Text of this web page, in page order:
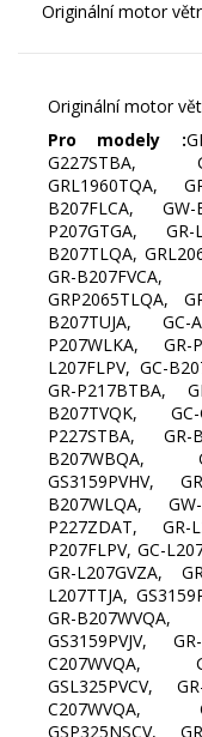
Originální motor
Pro modely :
G227STBA,
GRL1960TQA,
B207FLCA,
P207GTGA,
B207TLQA,
GR-B207FVCA,
GRP2065TLQA,
B207TUJA, GC-
P207WLKA, GR-
L207FLPV, GC-
GR-P217BTBA,
B207TVQK,
P227STBA, GR-
B207WBQA,
GS3159PVHV,
B207WLQA,
P227ZDAT, GR-
P207FLPV, GC-
GR-L207GVZA,
L207TTJA,
GR-B207WVQA,
GS3159PVJV,
C207WVQA,
GSL325PVCV,
C207WVQA,
GSP325NSCV,